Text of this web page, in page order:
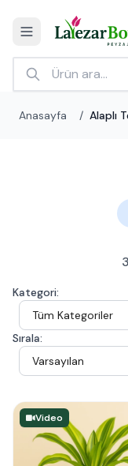
Anasayfa / Alaplı
Kategori:
Sırala:
Video